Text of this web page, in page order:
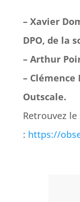
– Xavier
DPO, de la
– Arthur
– Clémence
Outscale.
Retrouvez le
: https://